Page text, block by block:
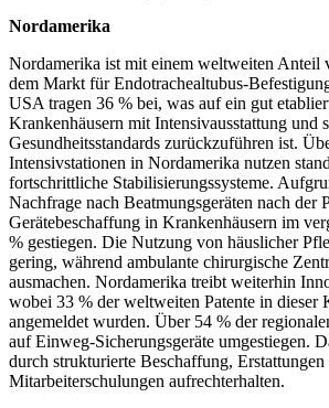
Nordamerika
Nordamerika ist mit einem weltweiten Anteil
dem Markt für Endotrachealtubus-
USA tragen 36 % bei, was auf ein gut
Krankenhäusern mit Intensivausstattung und
Gesundheitsstandards zurückzuführen ist.
Intensivstationen in Nordamerika nutzen
fortschrittliche Stabilisierungssysteme.
Nachfrage nach Beatmungsgeräten nach der
Gerätebeschaffung in Krankenhäusern im
% gestiegen. Die Nutzung von häuslicher
gering, während ambulante chirurgische
ausmachen. Nordamerika treibt weiterhin
wobei 33 % der weltweiten Patente in dieser
angemeldet wurden. Über 54 % der
auf Einweg-Sicherungsgeräte umgestiegen.
durch strukturierte Beschaffung, Erstattungen
Mitarbeiterschulungen aufrechterhalten.